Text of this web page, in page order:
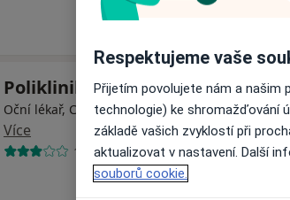
Poliklinika Dobříš
Oční lékař, Chirurg, Dermatolog·
Více
17 názorů
Respektujeme vaše
Přijetím povolujete nám a našim
technologie) ke shromažďování
základě vašich zvyklostí při
aktualizovat v nastavení. Další
souborů cookie.